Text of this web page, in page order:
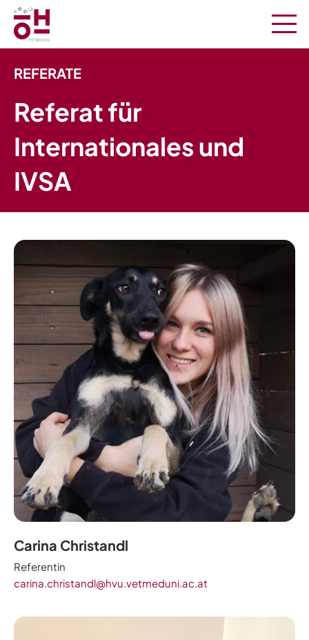
REFERATE
Referat für
Internationales und
IVSA
Carina Christandl
Referentin
carina.christandl@hvu.vetmeduni.ac.at